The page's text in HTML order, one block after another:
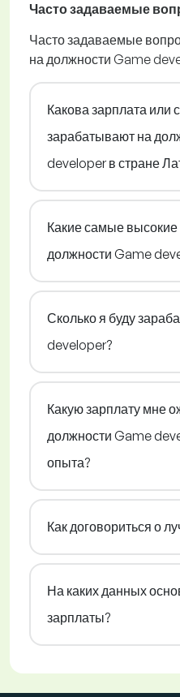
Часто задаваемые
Часто задаваемые
на должности Game
Какова зарплата или
зарабатывают на
developer в стране
Какие самые
должности Game
Сколько я буду
developer?
Какую зарплату мне
должности Game
опыта?
Как договориться о
На каких данных
зарплаты?